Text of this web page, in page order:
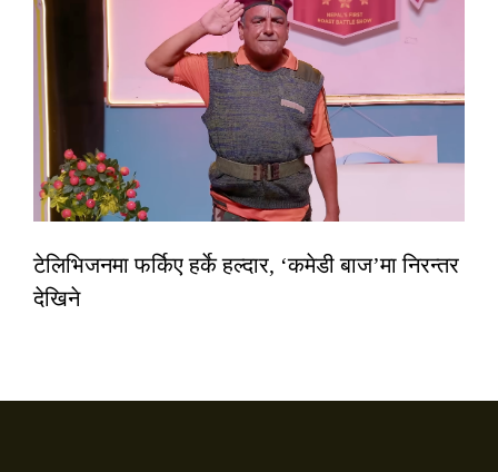
टेलिभिजनमा फर्किए हर्के हल्दार, ‘कमेडी बाज’मा निरन्तर
देखिने